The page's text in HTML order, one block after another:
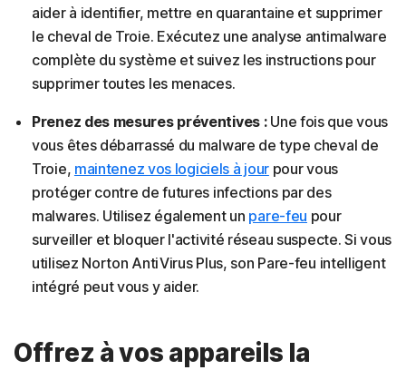
aider à identifier, mettre en quarantaine et supprimer
le cheval de Troie. Exécutez une analyse antimalware
complète du système et suivez les instructions pour
supprimer toutes les menaces.
Prenez des mesures préventives :Une fois que vous
vous êtes débarrassé du malware de type cheval de
Troie, maintenez vos logiciels à jourpour vous
protéger contre de futures infections par des
malwares. Utilisez également un pare-feu pour
surveiller et bloquer l'activité réseau suspecte. Si vous
utilisez Norton AntiVirus Plus, son Pare-feu intelligent
intégré peut vous y aider.
Offrez à vos appareils la